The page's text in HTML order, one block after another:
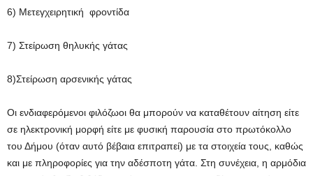
6) Μετεγχειρητική φροντίδα
7) Στείρωση θηλυκής γάτας
8)Στείρωση αρσενικής γάτας
Οι ενδιαφερόμενοι φιλόζωοι θα μπορούν να καταθέτουν αίτηση είτε
σε ηλεκτρονική μορφή είτε με φυσική παρουσία στο πρωτόκολλο
του Δήμου (όταν αυτό βέβαια επιτραπεί) με τα στοιχεία τους, καθώς
και με πληροφορίες για την αδέσποτη γάτα. Στη συνέχεια, η αρμόδια